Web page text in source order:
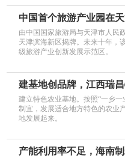
中国首个旅游产业园在
由中国国家旅游局与天津市人民
天津滨海新区揭牌。未来十年，
级旅游产业创新发展示范区。
建基地创品牌，江西瑞
建立特色农业基地。按照“一乡
制宜，发展适合地方特色的农业
地发展起来。
产能利用率不足，海南